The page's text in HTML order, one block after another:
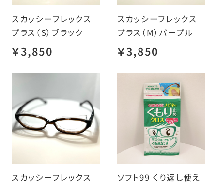
スカッシーフレックス
プラス（S）ブラック
￥3,850
スカッシーフレックス
プラス（M）パープル
￥3,850
スカッシーフレックス
ソフト99 くり返し使え